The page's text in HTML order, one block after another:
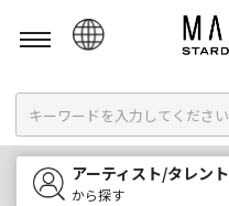
English
한국어
中文
アーティスト/タレント
から探す